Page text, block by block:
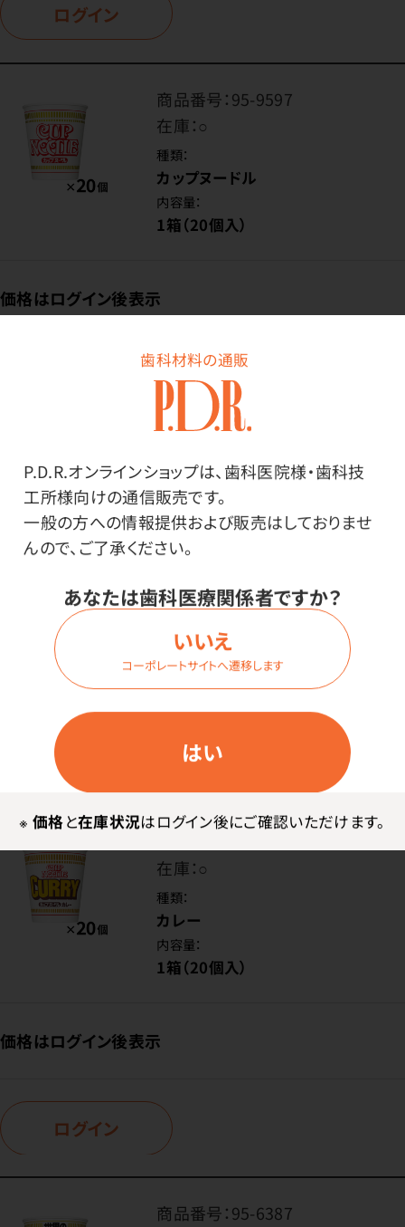
歯科材料の通販
P.D.R.オンラインショップは、歯科医院様・歯科技
工所様向けの通信販売です。
一般の方への情報提供および販売はしておりませ
んので、ご了承ください。
あなたは歯科医療関係者ですか？
はい
いいえ
コーポレートサイトへ遷移します
※ 価格と在庫状況はログイン後にご確認いただけます。
ログイン
商品番号：95-9597
在庫：○
種類：
カップヌードル
内容量：
1箱（20個入）
価格はログイン後表示
商品番号：95-2450
在庫：○
種類：
シーフード
1箱（20個入）
価格はログイン後表示
ログイン
在庫：○
種類：
カレー
内容量：
1箱（20個入）
価格はログイン後表示
ログイン
商品番号：95-6387